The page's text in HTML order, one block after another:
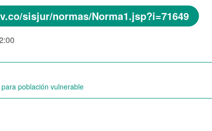
sisjur/normas/Norma1.jsp?i=71649
población vulnerable